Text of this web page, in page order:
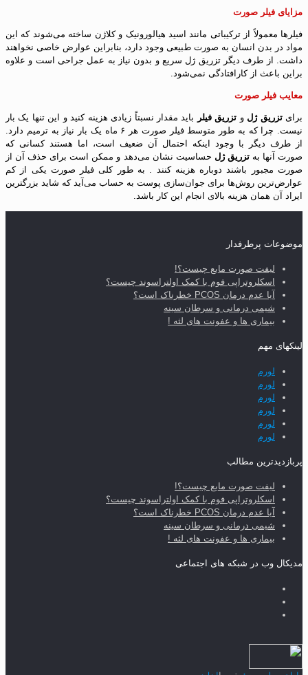
مزایای فیلر صورت
فیلرها معمولاً از ترکیباتی مانند اسید هیالورونیک و کلاژن ساخته می‌شوند که این
مواد در بدن انسان به صورت طبیعی وجود دارد، بنابراین عوارض خاصی نخواهند
داشت. از طرف دیگر تزریق ژل سریع و بدون نیاز به عمل جراحی است و علاوه‌
براین باعث از کارافتادگی نمی‌شود.
معایب فیلر صورت
برایتزریق ژل و تزریق فیلر
باید مقدار نسبتاً زیادی هزینه کنید و این تنها یک بار
نیست. چرا که به طور متوسط فیلر صورت هر ۶ ماه یک بار نیاز به ترمیم دارد.
از طرف دیگر با وجود اینکه احتمال آن ضعیف است، اما هستند کسانی که
صورت آنها بهتزریق ژل حساسیت نشان می‌دهد و ممکن است برای حذف آن از
صورت مجبور باشند دوباره هزینه کنند . به طور کلی فیلر صورت یکی از کم
عوارض‌ترین روش‌ها برای جوان‌سازی پوست به حساب می‌آید که شاید بزرگترین
ایراد آن همان هزینه بالای انجام این کار باشد.
موضوعات پرطرفدار
لیفت صورت مایع چیست؟!
اسکلروتراپی فوم با کمک اولتراسوند چیست؟
آیا عدم درمان PCOS خطرناک است؟
شیمی درمانی و سرطان سینه
بیماری ها و عفونت های لثه !
لینکهای مهم
لورم
لورم
لورم
لورم
لورم
لورم
پربازدیدترین مطالب
لیفت صورت مایع چیست؟!
اسکلروتراپی فوم با کمک اولتراسوند چیست؟
آیا عدم درمان PCOS خطرناک است؟
شیمی درمانی و سرطان سینه
بیماری ها و عفونت های لثه !
مدیکال وب در شبکه های اجتماعی